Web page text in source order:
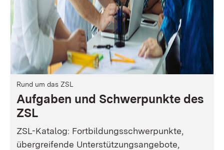
Rund um das ZSL
Aufgaben und Schwerpunkte des
ZSL
ZSL-Katalog: Fortbildungsschwerpunkte,
übergreifende Unterstützungsangebote,